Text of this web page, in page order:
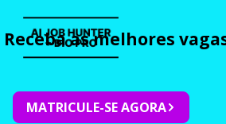
Receba as melhores
MATRICULE-SE AGORA